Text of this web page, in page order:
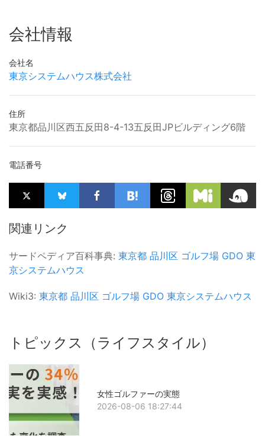
会社情報
会社名
東京システムハウス株式会社
住所
東京都品川区西五反田8-4-13五反田JPビルディング6階
電話番号
関連リンク
サードペディア百科事典: 東京都 品川区 ゴルフ場 GDO 東
京システムハウス
Wiki3: 東京都 品川区 ゴルフ場 GDO 東京システムハウス
トピックス（ライフスタイル）
女性ゴルファーの実態
2026-08-06 18:27:44